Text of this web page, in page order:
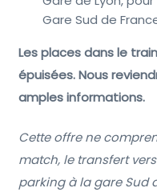
Gare Sud de
Les places dans le
épuisées. Nous
amples informations.
Cette offre ne
match, le transfert
parking à la gare Sud